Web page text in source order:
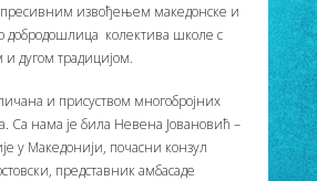
извођењем македонске и
добродошлица колектива школе с
дугом традицијом.
и присуством многобројних
Са нама је била Невена Јовановић –
у Македонији, почасни конзул
представник амбасаде